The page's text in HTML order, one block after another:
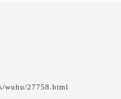
邦售后服务中心（需提前预约）
萧邦售后服务中心（需提前预
售后服务中心（需提前预约）
wuhu/27758.html